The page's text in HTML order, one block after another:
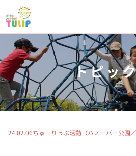
トピッ
24.02.06ちゅーりっぷ活動（ハノーバー公園